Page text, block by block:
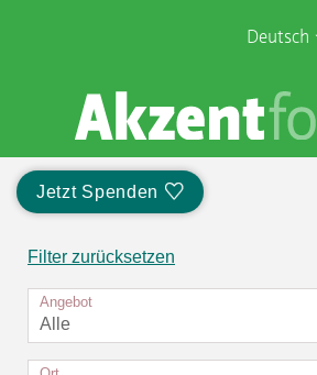
Deutsch
English
Français
Jetzt Spenden
Sophia Care
Filter zurücksetzen
Angebot
Alle